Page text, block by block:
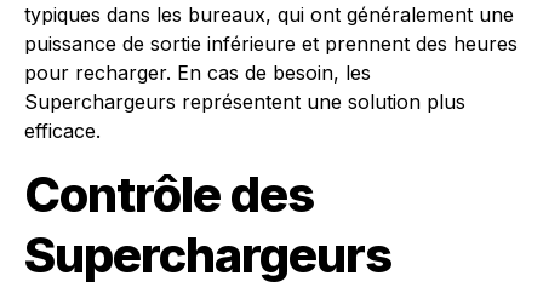
typiques dans les bureaux, qui ont généralement une
puissance de sortie inférieure et prennent des heures
pour recharger. En cas de besoin, les
Superchargeurs représentent une solution plus
efficace.
Contrôle des
Superchargeurs